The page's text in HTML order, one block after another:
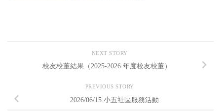
NEXT STORY
校友校董結果（2025-2026 年度校友校董）
PREVIOUS STORY
2026/06/15:小五社區服務活動